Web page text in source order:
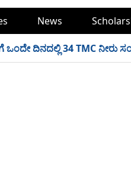
News
ದಿನದಲ್ಲಿ 34 TMC ನೀರು